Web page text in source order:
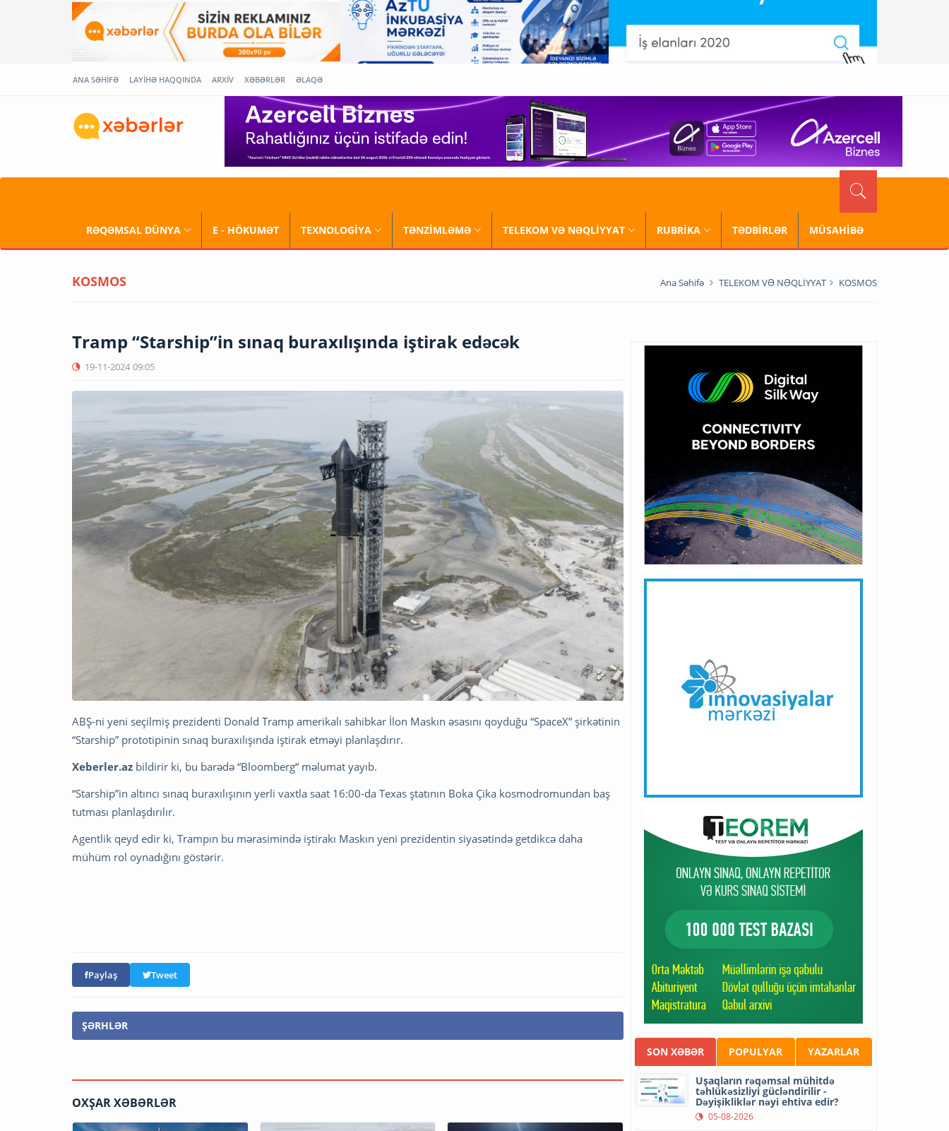
ANA SƏHİFƏ LAYİHƏ HAQQINDA ARXİV XƏBƏRLƏR ƏLAQƏ
RƏQƏMSAL DÜNYA E - HÖKUMƏT TEXNOLOGİYA TƏNZİMLƏMƏ TELEKOM VƏ NƏQLİYYAT RUBRİKA TƏDBİRLƏR MÜSAHİBƏ
KOSMOS Ana Səhifə TELEKOM VƏ NƏQLİYYAT KOSMOS
Tramp “Starship”in sınaq buraxılışında iştirak edəcək
19-11-2024 09:05
ABŞ-ni yeni seçilmiş prezidenti Donald Tramp amerikalı sahibkar İlon Maskın əsasını qoyduğu “SpaceX” şirkətinin
“Starship” prototipinin sınaq buraxılışında iştirak etməyi planlaşdırır.
Xeberler.az bildirir ki, bu barədə “Bloomberg“ məlumat yayıb.
“Starship”in altıncı sınaq buraxılışının yerli vaxtla saat 16:00-da Texas ştatının Boka Çika kosmodromundan baş
tutması planlaşdırılır.
Agentlik qeyd edir ki, Trampın bu mərasimində iştirakı Maskın yeni prezidentin siyasətində getdikcə daha
mühüm rol oynadığını göstərir.
Paylaş Tweet
ŞƏRHLƏR
OXŞAR XƏBƏRLƏR
SON XƏBƏR POPULYAR YAZARLAR
Uşaqların rəqəmsal mühitdə
təhlükəsizliyi gücləndirilir -
Dəyişikliklər nəyi ehtiva edir?
05-08-2026